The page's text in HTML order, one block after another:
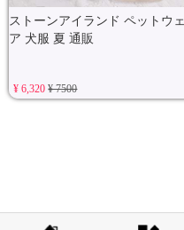
ストーンアイランド ペットウェ
ア 犬服 夏 通販
¥ 6,320¥ 7500